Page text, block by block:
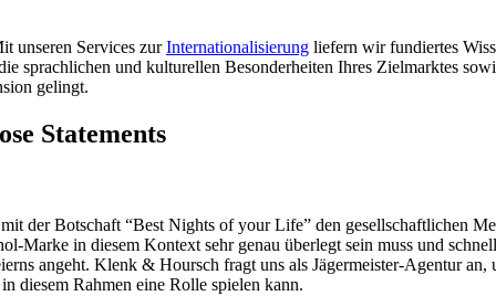
unseren Services zurInternationalisierung liefern wir fundiertes
sprachlichen und kulturellen Besonderheiten Ihres Zielmarktes
gelingt.
Statements
der Botschaft “Best Nights of your Life” den gesellschaftlichen
Marke in diesem Kontext sehr genau überlegt sein muss und
angeht. Klenk & Hoursch fragt uns als Jägermeister-Agentur
diesem Rahmen eine Rolle spielen kann.